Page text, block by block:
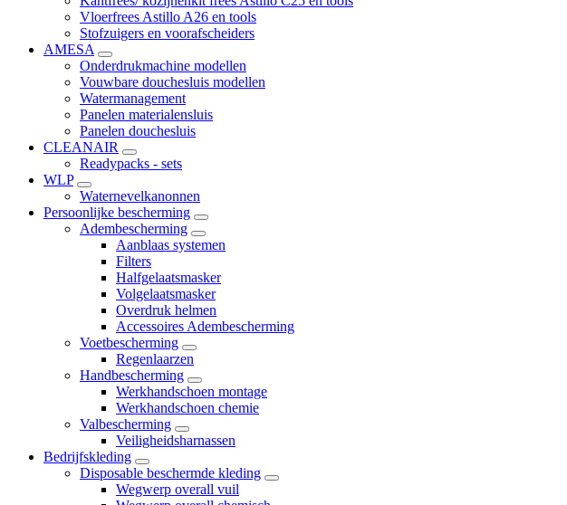
Vloerfrees Astillo A26 en tools
Stofzuigers en voorafscheiders
AMESA
Onderdrukmachine modellen
Vouwbare douchesluis modellen
Watermanagement
Panelen materialensluis
Panelen douchesluis
CLEANAIR
Readypacks - sets
WLP
Waternevelkanonnen
Persoonlijke bescherming
Adembescherming
Aanblaas systemen
Filters
Halfgelaatsmasker
Volgelaatsmasker
Overdruk helmen
Accessoires Adembescherming
Voetbescherming
Regenlaarzen
Handbescherming
Werkhandschoen montage
Werkhandschoen chemie
Valbescherming
Veiligheidsharnassen
Bedrijfskleding
Disposable beschermde kleding
Wegwerp overall vuil